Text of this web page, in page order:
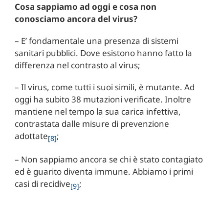
Cosa sappiamo ad oggi e cosa non
conosciamo ancora del virus?
– E’ fondamentale una presenza di sistemi
sanitari pubblici. Dove esistono hanno fatto la
differenza nel contrasto al virus;
– Il virus, come tutti i suoi simili, è mutante. Ad
oggi ha subito 38 mutazioni verificate. Inoltre
mantiene nel tempo la sua carica infettiva,
contrastata dalle misure di prevenzione
adottate[8];
– Non sappiamo ancora se chi è stato contagiato
ed è guarito diventa immune. Abbiamo i primi
casi di recidive[9];